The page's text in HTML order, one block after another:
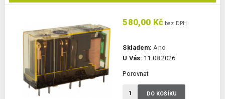
580,00 Kč bez DPH
Skladem: Ano
U Vás: 11.08.2026
Porovnat
DO KOŠÍKU